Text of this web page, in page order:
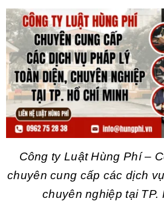
Công ty Luật Hùng Phí –
chuyên cung cấp các dịch
chuyên nghiệp tại TP.